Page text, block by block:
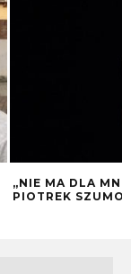
„NIE MA DLA
PIOTREK